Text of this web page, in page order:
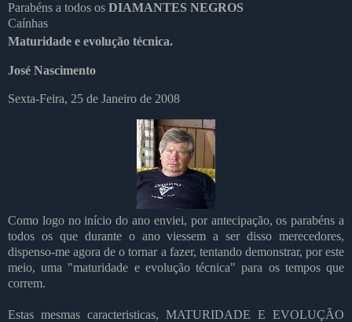
Parabéns a todos os DIAMANTES NEGROS
Caínhas
Maturidade e evolução técnica.
José Nascimento
Sexta-Feira, 25 de Janeiro de 2008
Como logo no início do ano enviei, por antecipação, os parabéns a
todos os que durante o ano viessem a ser disso merecedores,
dispenso-me agora de o tornar a fazer, tentando demonstrar, por este
meio, uma "maturidade e evolução técnica" para os tempos que
correm.
Estas mesmas caracteristicas, MATURIDADE E EVOLUÇÃO